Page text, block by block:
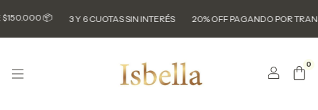
📦 3 Y 6 CUOTAS SIN INTERÉS 20% OFF PAGANDO POR TRANSF 💸
0